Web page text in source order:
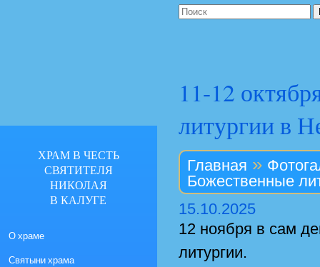
11-12
литургии в
Главная »
Божественные
15.10.2025
12 ноября в сам
литургии.
ХРАМ В ЧЕСТЬ
СВЯТИТЕЛЯ
НИКОЛАЯ
В КАЛУГЕ
О храме
Святыни храма